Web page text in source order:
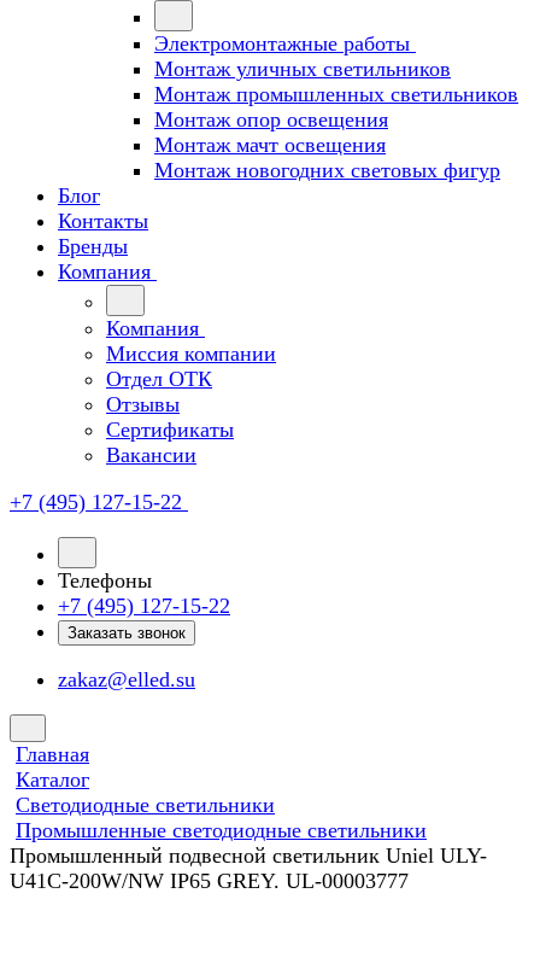
Электромонтажные работы
Монтаж уличных светильников
Монтаж промышленных светильников
Монтаж опор освещения
Монтаж мачт освещения
Монтаж новогодних световых фигур
Блог
Контакты
Бренды
Компания
Компания
Миссия компании
Отдел ОТК
Отзывы
Сертификаты
Вакансии
+7 (495) 127-15-22
Телефоны
+7 (495) 127-15-22
Заказать звонок
zakaz@elled.su
Главная
Каталог
Светодиодные светильники
Промышленные светодиодные светильники
Промышленный подвесной светильник Uniel ULY-
U41C-200W/NW IP65 GREY. UL-00003777